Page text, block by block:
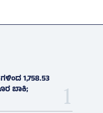
1,758.53
ಬಾಕಿ;